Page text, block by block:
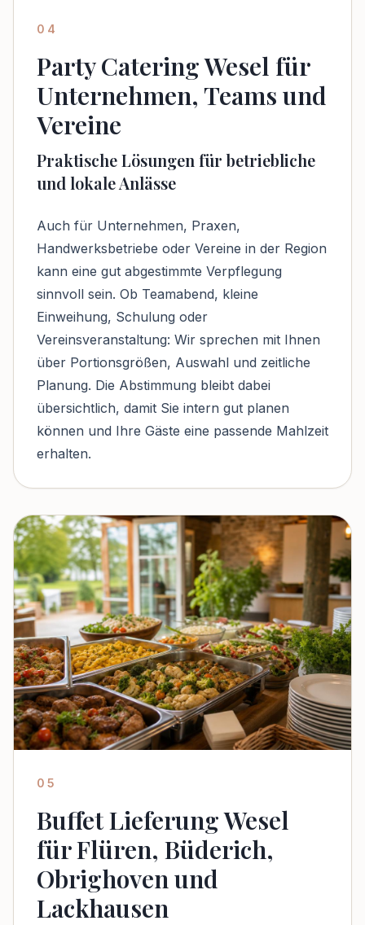
04
Party Catering Wesel für
Unternehmen, Teams und
Vereine
Praktische Lösungen für betriebliche
und lokale Anlässe
Auch für Unternehmen, Praxen,
Handwerksbetriebe oder Vereine in der Region
kann eine gut abgestimmte Verpflegung
sinnvoll sein. Ob Teamabend, kleine
Einweihung, Schulung oder
Vereinsveranstaltung: Wir sprechen mit Ihnen
über Portionsgrößen, Auswahl und zeitliche
Planung. Die Abstimmung bleibt dabei
übersichtlich, damit Sie intern gut planen
können und Ihre Gäste eine passende Mahlzeit
erhalten.
05
Buffet Lieferung Wesel
für Flüren, Büderich,
Obrighoven und
Lackhausen